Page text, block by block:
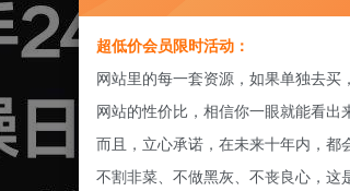
超低价会员限时活动：
网站里的每一套资源，如果单独去买
网站的性价比，相信你一眼就能看出来
而且，立心承诺，在未来十年内，都
不割非菜、不做黑灰、不丧良心，这